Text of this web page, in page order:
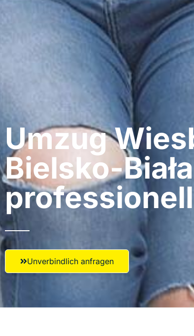
Umzug
Bielsko-
professionell​
Unverbindlich anfragen